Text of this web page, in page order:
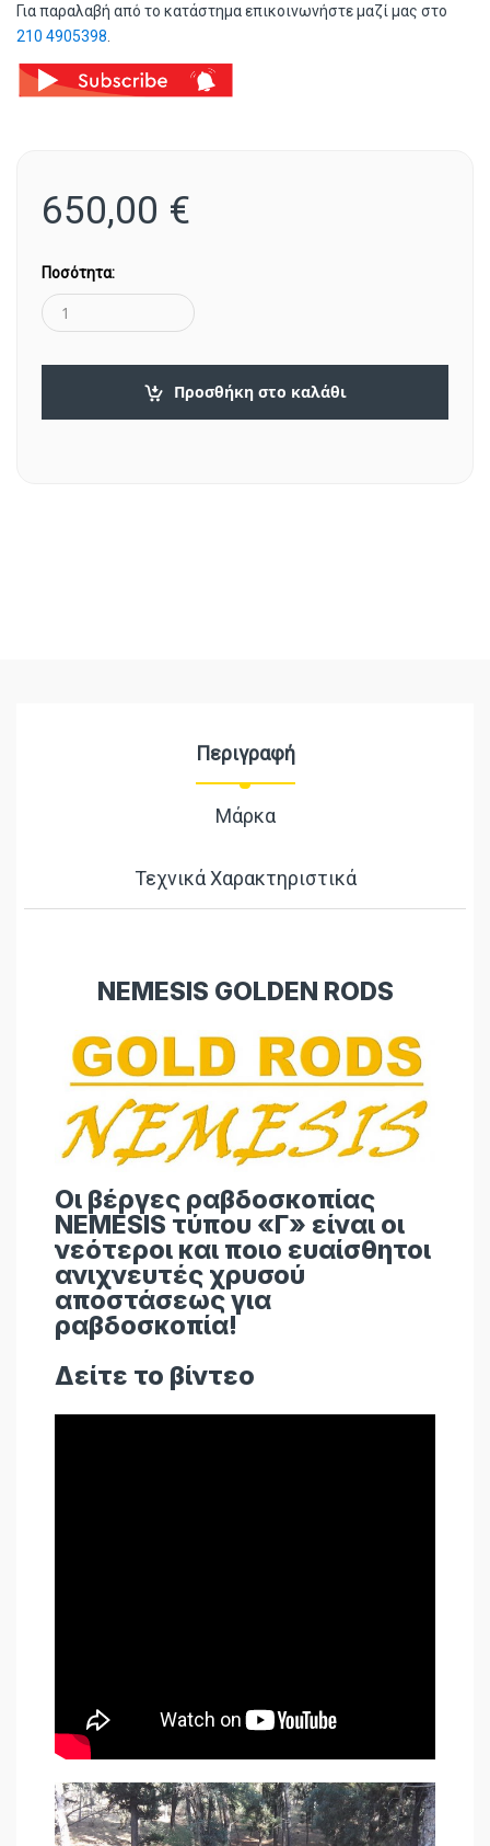
Για παραλαβή από το κατάστημα επικοινωνήστε μαζί μας στο
210 4905398
650,00 €
Ποσότητα:
Προσθήκη στο καλάθι
Περιγραφή
Μάρκα
Τεχνικά Χαρακτηριστικά
NEMESIS GOLDEN RODS
Οι βέργες ραβδοσκοπίας
NEMESIS τύπου «Γ» είναι οι
νεότεροι και ποιο ευαίσθητοι
ανιχνευτές χρυσού
αποστάσεως για
ραβδοσκοπία!
Δείτε το βίντεο